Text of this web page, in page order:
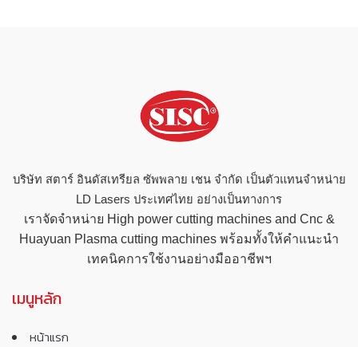
บริษัท สตาร์ อินดัสเทรียล ซัพพลาย เชน จำกัด เป็นตัวแทนจำหน่าย
LD Lasers ประเทศไทย อย่างเป็นทางการ
เราจัดจำหน่าย High power cutting machines and Cnc &
Huayuan Plasma cutting machines พร้อมทั้งให้คำแนะนำ
เทคนิคการใช้งานอย่างมืออาชีพฯ
เมนูหลัก
หน้าแรก